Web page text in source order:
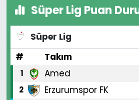
Süper Lig Puan
Süper Lig
#
Takım
1 Amed
2 Erzurumspor FK